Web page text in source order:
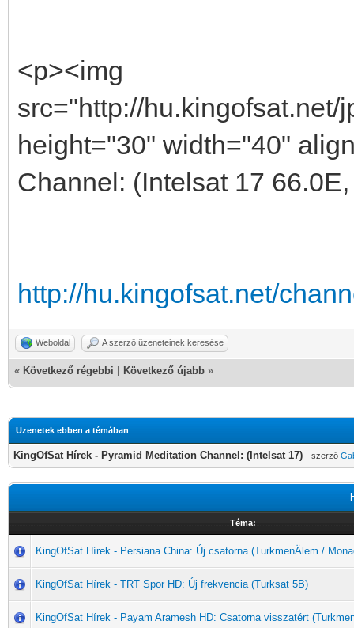
<p><img
src="http://
height="30" width="40"
Channel: (Intelsat 17
http://hu.kingofsat.net/
Weboldal A szerző üzeneteinek keresése
« Következő régebbi Következő újabb »
Üzenetek ebben a témában
KingOfSat Hírek - Pyramid Meditation Channel: (Intelsat 17) - szerző
Téma:
KingOfSat Hírek - Persiana China: Új csatorna (TurkmenÄlem /
KingOfSat Hírek - TRT Spor HD: Új frekvencia (Turksat 5B)
KingOfSat Hírek - Payam Aramesh HD: Csatorna visszatért